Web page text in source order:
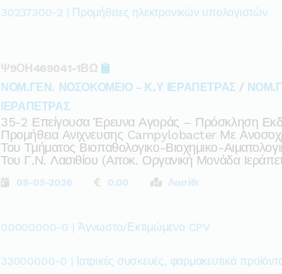
30237300-2 | Προμήθειες ηλεκτρονικών υπολογιστών
Ψ9ΟΗ469041-1ΒΩ
ΝΟΜ.ΓΕΝ. ΝΟΣΟΚΟΜΕΙΟ - Κ.Υ ΙΕΡΑΠΕΤΡΑΣ /
ΙΕΡΑΠΕΤΡΑΣ
35-2 Επείγουσα Έρευνα Αγοράς – Πρόσκληση
Προμήθεια Ανιχνευσης Campylobacter Με
Του Τμήματος Βιοπαθολογικο-Βιοχημικο-
Του Γ.ν. Λασιθίου (αποκ. Οργανική Μονάδα
08-05-2026 0,00 Λασίθι
00000000-0 | Άγνωστο/Εκτιμώμενο CPV
33000000-0 | Ιατρικές συσκευές, φαρμακευτικά